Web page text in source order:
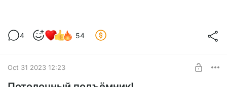
4 54
Oct 31 2023 12:23